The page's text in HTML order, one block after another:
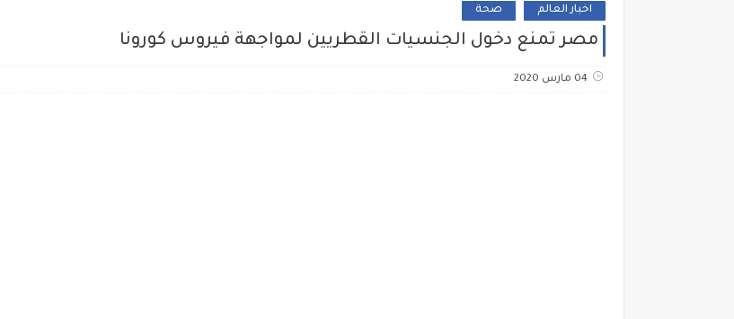
اخبار العالم صحة
مصر تمنع دخول الجنسيات القطريين لمواجهة فيروس كورونا
04 مارس 2020